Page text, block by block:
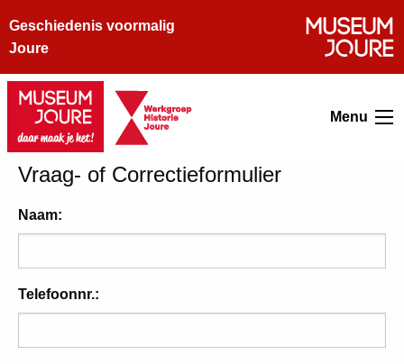
Geschiedenis voormalig
Joure
Menu
Vraag- of Correctieformulier
Naam:
Telefoonnr.: